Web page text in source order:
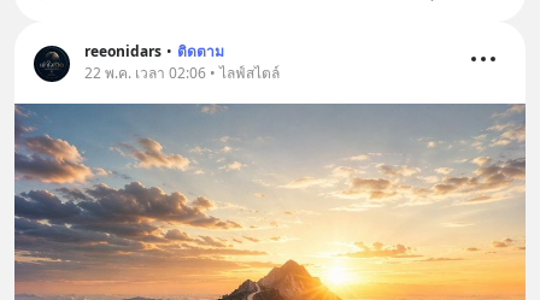
reeonidars • ติดตาม
22 พ.ค. เวลา 02:06 • ไลฟ์สไตล์